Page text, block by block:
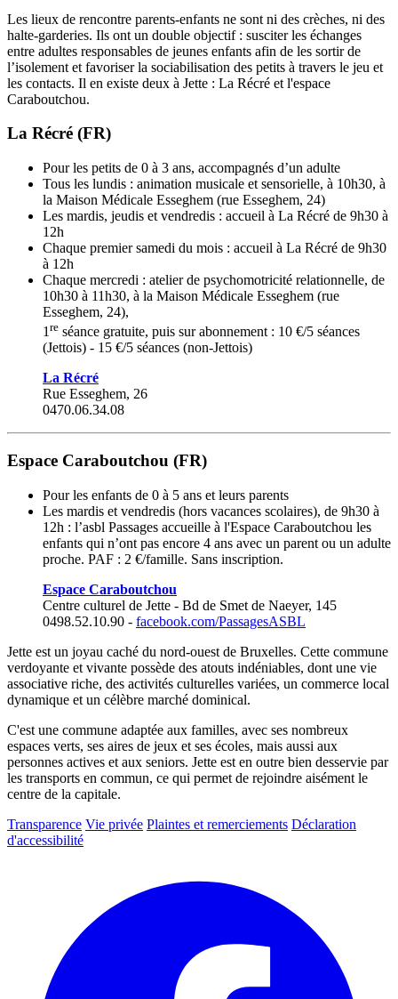
Les lieux de rencontre parents-enfants ne sont ni des crèches, ni des
halte-garderies. Ils ont un double objectif : susciter les échanges
entre adultes responsables de jeunes enfants afin de les sortir de
l’isolement et favoriser la sociabilisation des petits à travers le jeu et
les contacts. Il en existe deux à Jette : La Récré et l'espace
Caraboutchou.
La Récré (FR)
Pour les petits de 0 à 3 ans, accompagnés d’un adulte
Tous les lundis : animation musicale et sensorielle, à 10h30, à
la Maison Médicale Esseghem (rue Esseghem, 24)
Les mardis, jeudis et vendredis : accueil à La Récré de 9h30 à
12h
Chaque premier samedi du mois : accueil à La Récré de 9h30
à 12h
Chaque mercredi : atelier de psychomotricité relationnelle, de
10h30 à 11h30, à la Maison Médicale Esseghem (rue
Esseghem, 24),
1re séance gratuite, puis sur abonnement : 10 €/5 séances
(Jettois) - 15 €/5 séances (non-Jettois)
La Récré
Rue Esseghem, 26
0470.06.34.08
Espace Caraboutchou (FR)
Pour les enfants de 0 à 5 ans et leurs parents
Les mardis et vendredis (hors vacances scolaires), de 9h30 à
12h : l’asbl Passages accueille à l'Espace Caraboutchou les
enfants qui n’ont pas encore 4 ans avec un parent ou un adulte
proche. PAF : 2 €/famille. Sans inscription.
Espace Caraboutchou
Centre culturel de Jette - Bd de Smet de Naeyer, 145
0498.52.10.90 - facebook.com/PassagesASBL
Jette est un joyau caché du nord-ouest de Bruxelles. Cette commune
verdoyante et vivante possède des atouts indéniables, dont une vie
associative riche, des activités culturelles variées, un commerce local
dynamique et un célèbre marché dominical.
C'est une commune adaptée aux familles, avec ses nombreux
espaces verts, ses aires de jeux et ses écoles, mais aussi aux
personnes actives et aux seniors. Jette est en outre bien desservie par
les transports en commun, ce qui permet de rejoindre aisément le
centre de la capitale.
Transparence Vie privée Plaintes et remerciements Déclaration
d'accessibilité